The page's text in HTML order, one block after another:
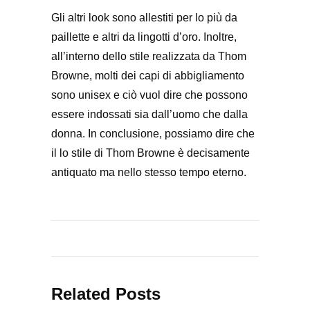
Gli altri look sono allestiti per lo più da
paillette e altri da lingotti d’oro. Inoltre,
all’interno dello stile realizzata da Thom
Browne, molti dei capi di abbigliamento
sono unisex e ciò vuol dire che possono
essere indossati sia dall’uomo che dalla
donna. In conclusione, possiamo dire che
il lo stile di Thom Browne è decisamente
antiquato ma nello stesso tempo eterno.
Related Posts